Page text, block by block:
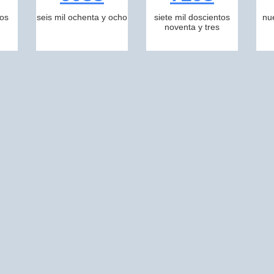
seis mil ochenta y ocho
siete mil doscientos
noventa y tres